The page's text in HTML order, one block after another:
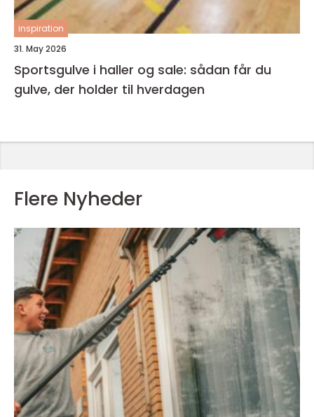
inspiration
31. May 2026
Sportsgulve i haller og sale: sådan får du
gulve, der holder til hverdagen
Flere Nyheder